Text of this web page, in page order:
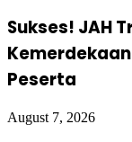
Sukses! JAH
Peserta
August 7, 2026